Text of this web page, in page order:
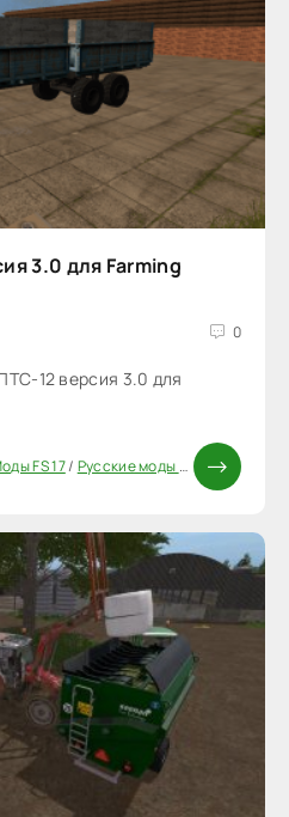
3.0 для Farming
0
12 версия 3.0 для
FS 17/ Русские моды для FS 17 /